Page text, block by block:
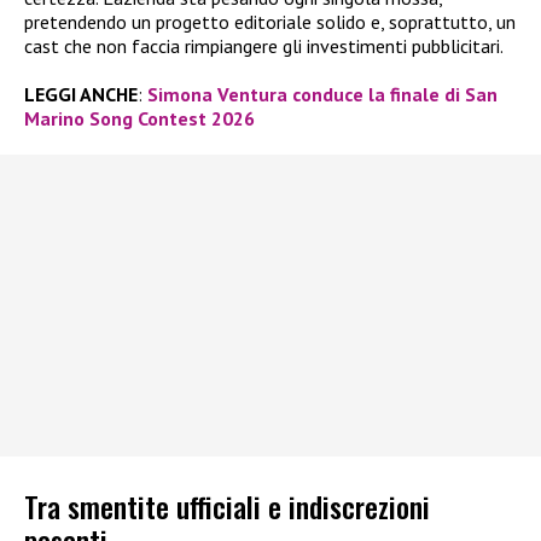
pretendendo un progetto editoriale solido e, soprattutto, un
cast che non faccia rimpiangere gli investimenti pubblicitari.
LEGGI ANCHE: Simona Ventura conduce la finale di San
Marino Song Contest 2026
Tra smentite ufficiali e indiscrezioni